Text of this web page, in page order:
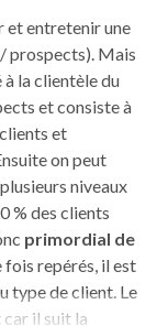
et entretenir une
prospects). Mais
à la clientèle du
et consiste à
et
on peut
plusieurs niveaux
% des clients
primordial de
fois repérés, il est
type de client. Le
il suit la